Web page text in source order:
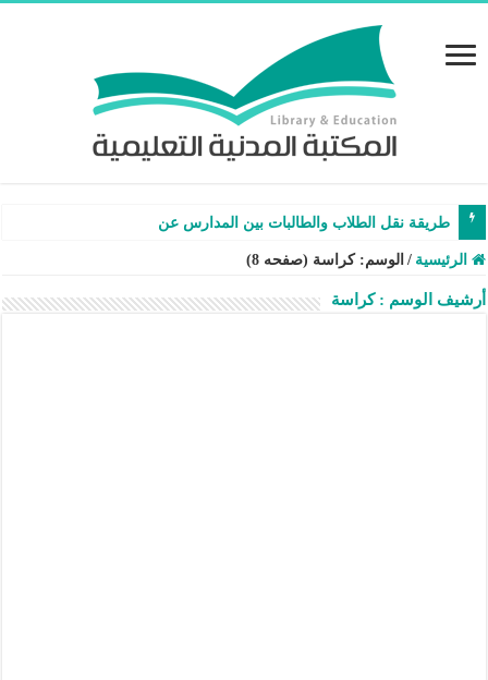
طريقة نقل الطلاب والطالبات بين المدارس عن طريق نظام نو
الرئيسية / الوسم:كراسة (صفحه 8)
أرشيف الوسم :كراسة